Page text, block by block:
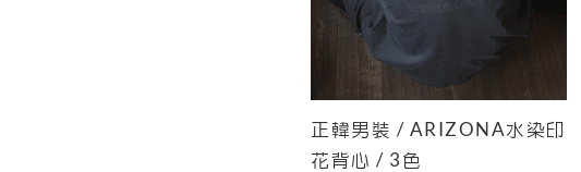
Cart
正韓男裝 / ARIZONA水染印
花背心 / 3色